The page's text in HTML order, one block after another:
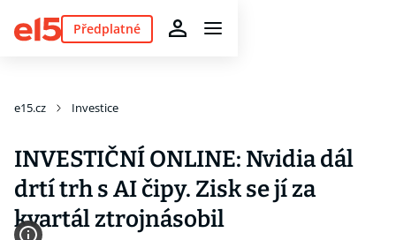
Předplatné
e15.cz Investice
INVESTIČNÍ ONLINE: Nvidia dál
drtí trh s AI čipy. Zisk se jí za
kvartál ztrojnásobil